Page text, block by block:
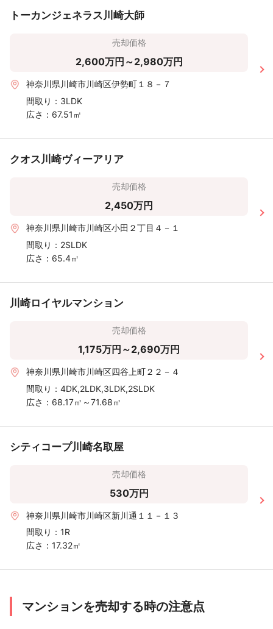
トーカンジェネラス川崎大師
売却価格
2,600万円～2,980万円
神奈川県川崎市川崎区伊勢町１８－７
間取り： 3LDK
広さ： 67.51㎡
クオス川崎ヴィーアリア
売却価格
2,450万円
神奈川県川崎市川崎区小田２丁目４－１
間取り： 2SLDK
広さ： 65.4㎡
川崎ロイヤルマンション
売却価格
1,175万円～2,690万円
神奈川県川崎市川崎区四谷上町２２－４
間取り： 4DK,2LDK,3LDK,2SLDK
広さ： 68.17㎡～71.68㎡
シティコープ川崎名取屋
売却価格
530万円
神奈川県川崎市川崎区新川通１１－１３
間取り： 1R
広さ： 17.32㎡
マンションを売却する時の注意点